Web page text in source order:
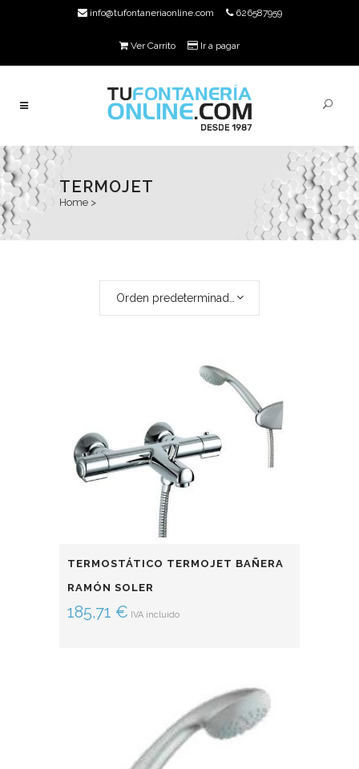
info@tufontaneriaonline.com 626587959
Ver Carrito Ir a pagar
TERMOJET
Home >
TERMOSTÁTICO TERMOJET BAÑERA
RAMÓN SOLER
185,71 € IVA incluido